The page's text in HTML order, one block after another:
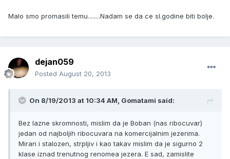
Malo smo promasili temu........Nadam se da ce sl.godine biti bolje.
dejan059
Posted August 20, 2013
On 8/19/2013 at 10:34 AM, Gomatami said:
Bez lazne skromnosti, mislim da je Boban (nas ribocuvar)
jedan od najboljih ribocuvara na komercijalnim jezerima.
Miran i stalozen, strpljiv i kao takav mislim da je sigurno 2
klase iznad trenutnog renomea jezera. E sad, zamislite